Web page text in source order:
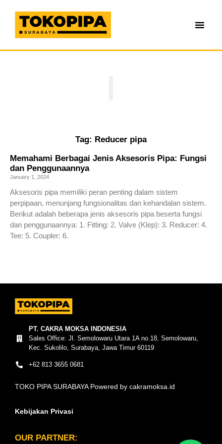
Tag: Reducer pipa
Memahami Berbagai Jenis Aksesoris Pipa: Fungsi
dan Penggunaannya
January 1, 2024
Aksesoris pipa memiliki peran penting dalam sistem
perpipaan, menunjang fungsionalitas dan kehandalan sistem.
Berikut adalah beberapa jenis aksesoris pipa beserta fungsi
dan penggunaannya: 1. Fitting: 2. Valve (Klep): 3. Reducer: 4.
Tee: 5. Coupler: 6.
PT. CAKRA MOKSA INDONESIA
Sales Office: Jl. Semolowaru Utara 1A no.18, Semolowaru,
Kec. Sukolilo, Surabaya, Jawa Timur 60119
+62 813 3655 0681
TOKO PIPA SURABAYA Powered by cakramoksa.id
Kebijakan Privasi
OUR PARTNER: